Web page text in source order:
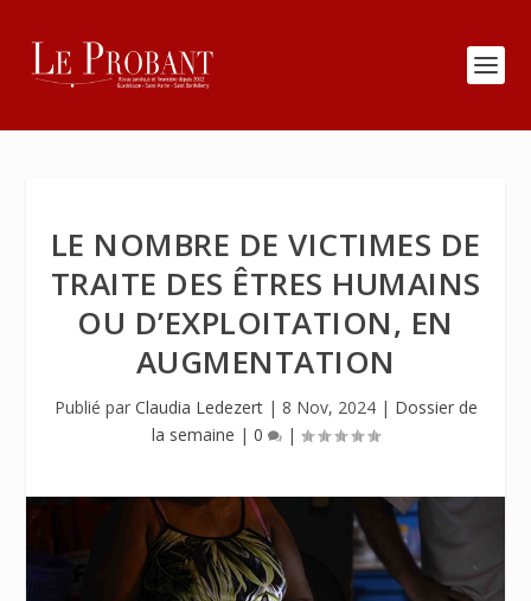
LE NOMBRE DE VICTIMES DE
TRAITE DES ÊTRES HUMAINS
OU D’EXPLOITATION, EN
AUGMENTATION
Publié par Claudia Ledezert| 8 Nov, 2024| Dossier de
la semaine | 0 |